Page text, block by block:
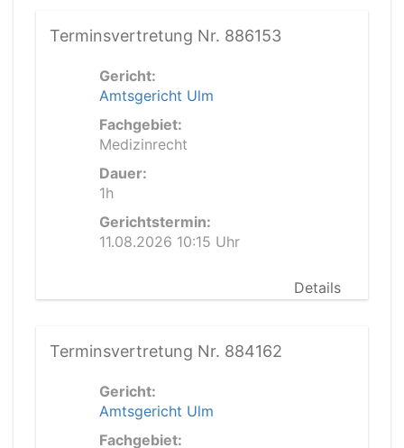
Terminsvertretung Nr. 886153
Gericht:
Amtsgericht Ulm
Fachgebiet:
Medizinrecht
Dauer:
1h
Gerichtstermin:
11.08.2026 10:15 Uhr
Details
Terminsvertretung Nr. 884162
Gericht:
Amtsgericht Ulm
Fachgebiet: